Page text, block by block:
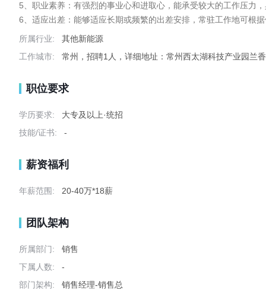
5、职业素养：有强烈的事业心和进取心，能承受较大的工作压力
6、适应出差：能够适应长期或频繁的出差安排，常驻工作地可根
所属行业:
其他新能源
工作城市:
常州，招聘1人，详细地址：常州西太湖科技产业园兰
职位要求
学历要求:
大专及以上·统招
技能/证书:
-
薪资福利
年薪范围: 20-40万*18薪
团队架构
所属部门:
销售
下属人数:
-
部门架构:
销售经理-销售总